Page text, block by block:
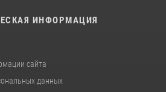
ИНФОРМАЦИЯ
сайта
данных